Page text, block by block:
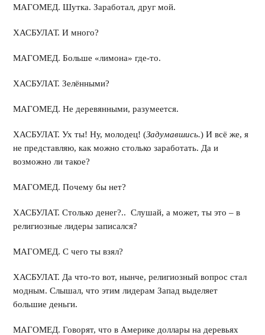
МАГОМЕД. Шутка. Заработал, друг мой.
ХАСБУЛАТ. И много?
МАГОМЕД. Больше «лимона» где-то.
ХАСБУЛАТ. Зелёнными?
МАГОМЕД. Не деревянными, разумеется.
ХАСБУЛАТ. Ух ты! Ну, молодец! (Задумавшись.) И всё же, я
не представляю, как можно столько заработать. Да и
возможно ли такое?
МАГОМЕД. Почему бы нет?
ХАСБУЛАТ. Столько денег?.. Слушай, а может, ты это – в
религиозные лидеры записался?
МАГОМЕД. С чего ты взял?
ХАСБУЛАТ. Да что-то вот, нынче, религиозный вопрос стал
модным. Слышал, что этим лидерам Запад выделяет
большие деньги.
МАГОМЕД. Говорят, что в Америке доллары на деревьях